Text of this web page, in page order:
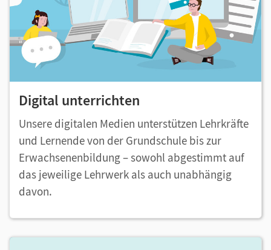
Digital unterrichten
Unsere digitalen Medien unterstützen Lehrkräfte
und Lernende von der Grundschule bis zur
Erwachsenenbildung – sowohl abgestimmt auf
das jeweilige Lehrwerk als auch unabhängig
davon.